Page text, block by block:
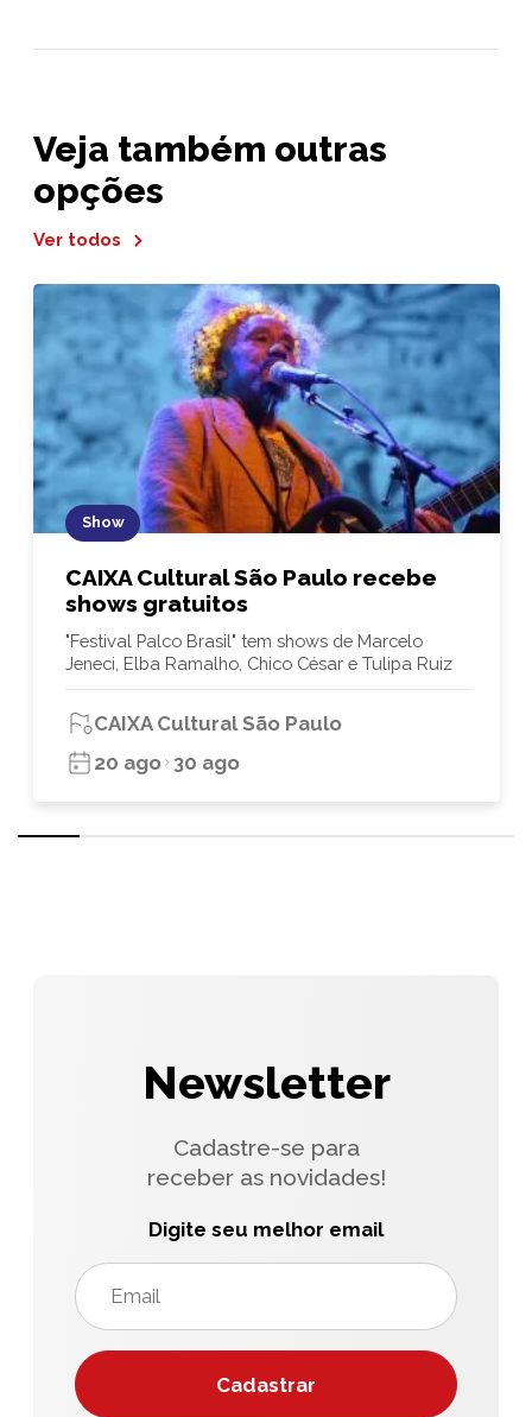
Veja também outras
opções
Ver todos
Show
CAIXA Cultural São Paulo recebe
shows gratuitos
"Festival Palco Brasil" tem shows de Marcelo
Jeneci, Elba Ramalho, Chico César e Tulipa Ruiz
CAIXA Cultural São Paulo
20 ago 30 ago
Newsletter
Cadastre-se para
receber as novidades!
Digite seu melhor email